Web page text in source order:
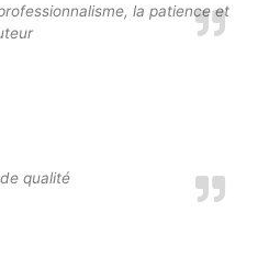
la patience et
qualité